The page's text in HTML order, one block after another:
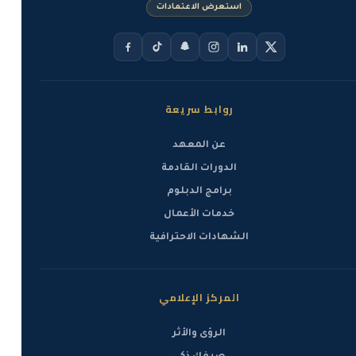
استعرض الاعتمادات
روابط سريعة
عن المعهد
الدورات القادمة
برامج الدبلوم
خدمات الأعمال
الشهادات الاحترافية
المركز الإعلامي
الرؤى والأثر